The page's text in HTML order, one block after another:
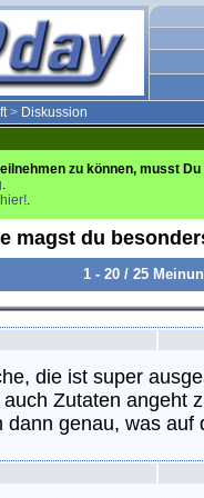
> Diskussion
zu können, musst
.
.
magst du
1 - 20 / 25
die ist super
Zutaten angeht
genau, was auf